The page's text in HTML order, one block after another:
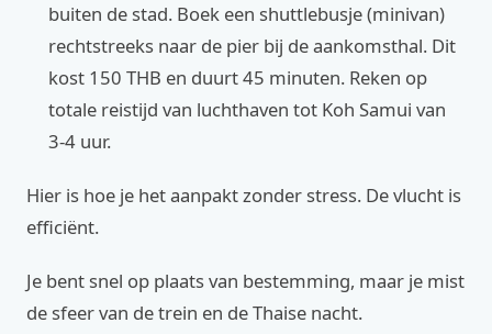
buiten de stad. Boek een shuttlebusje (minivan)
rechtstreeks naar de pier bij de aankomsthal. Dit
kost 150 THB en duurt 45 minuten. Reken op
totale reistijd van luchthaven tot Koh Samui van
3-4 uur.
Hier is hoe je het aanpakt zonder stress. De vlucht is
efficiënt.
Je bent snel op plaats van bestemming, maar je mist
de sfeer van de trein en de Thaise nacht.